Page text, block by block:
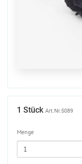
1 Stück Art.Nr.5089
Menge